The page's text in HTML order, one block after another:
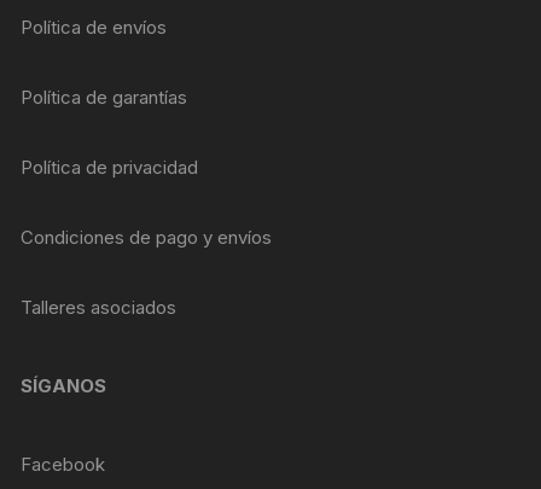
Política de envíos
Política de garantías
Política de privacidad
Condiciones de pago y envíos
Talleres asociados
SÍGANOS
Facebook